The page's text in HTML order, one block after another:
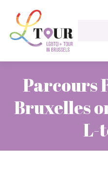
Parcours
Bruxelles
L-